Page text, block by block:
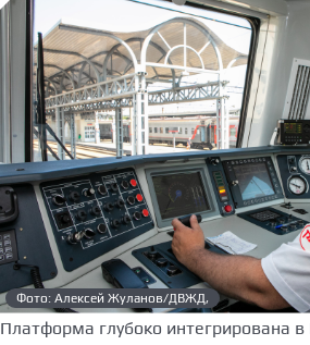
Фото: Алексей Жуланов/ДВЖД,
Платформа глубоко интегрирована